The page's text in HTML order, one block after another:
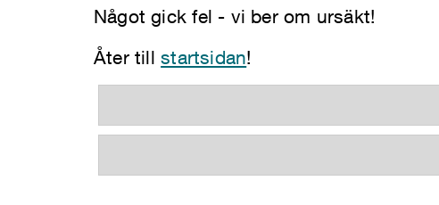
Något gick fel - vi ber om ursäkt!
Åter tillstartsidan!